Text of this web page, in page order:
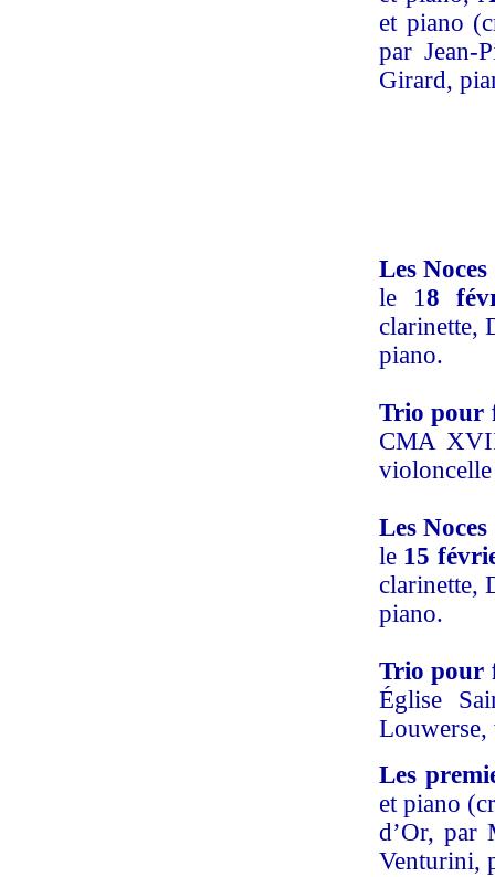
et piano
par Jean-
Girard,
Les
le 18
clarinette,
piano.
Trio pour
CMA
Les
le 15
clarinette,
piano.
Trio pour
Église
Louwerse,
Les
et piano
d’Or, par
Venturini,